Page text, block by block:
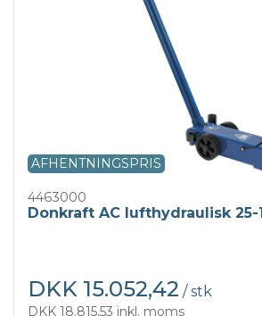
AFHENTNINGSPRIS
4463000
Donkraft AC lufthydraulisk 25-1
DKK 15.052,42 / stk
DKK 18.815,53 inkl. moms